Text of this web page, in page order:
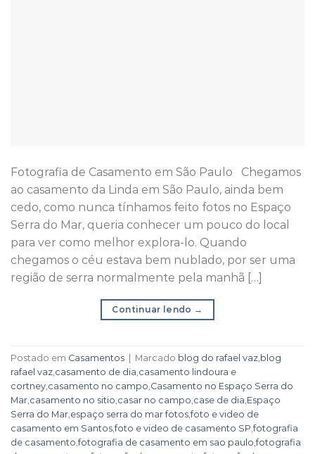
Fotografia de Casamento em São Paulo Chegamos
ao casamento da Linda em São Paulo, ainda bem
cedo, como nunca tínhamos feito fotos no Espaço
Serra do Mar, queria conhecer um pouco do local
para ver como melhor explora-lo. Quando
chegamos o céu estava bem nublado, por ser uma
região de serra normalmente pela manhã […]
Continuar lendo →
Postado em Casamentos | Marcado blog do rafael vaz blog
rafael vaz casamento de dia casamento lindoura e
cortney casamento no campo Casamento no Espaço Serra do
Mar casamento no sitio casar no campo case de dia Espaço
Serra do Mar espaço serra do mar fotos,foto e video de
casamento em Santos,foto e video de casamento SP ,fotografia
de casamento ,fotografia de casamento em sao paulo ,fotografia